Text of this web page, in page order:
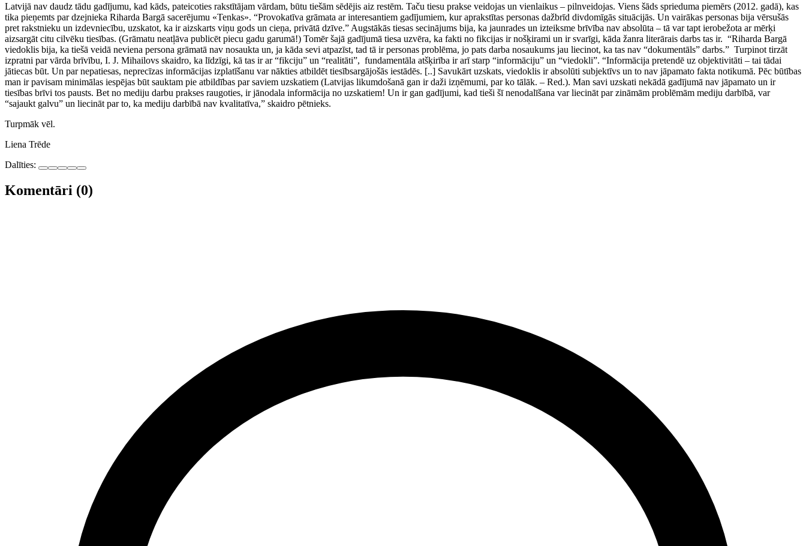
Latvijā nav daudz tādu gadījumu, kad kāds, pateicoties rakstītājam vārdam, būtu tiešām sēdējis aiz restēm. Taču tiesu prakse veidojas un vienlaikus – pilnveidojas. Viens šāds sprieduma piemērs (2012. gadā), kas
tika pieņemts par dzejnieka Riharda Bargā sacerējumu «Tenkas». “Provokatīva grāmata ar interesantiem gadījumiem, kur aprakstītas personas dažbrīd divdomīgās situācijās. Un vairākas personas bija vērsušās
pret rakstnieku un izdevniecību, uzskatot, ka ir aizskarts viņu gods un cieņa, privātā dzīve.” Augstākās tiesas secinājums bija, ka jaunrades un izteiksme brīvība nav absolūta – tā var tapt ierobežota ar mērķi
aizsargāt citu cilvēku tiesības. (Grāmatu neatļāva publicēt piecu gadu garumā!) Tomēr šajā gadījumā tiesa uzvēra, ka fakti no fikcijas ir nošķirami un ir svarīgi, kāda žanra literārais darbs tas ir. “Riharda Bargā
viedoklis bija, ka tiešā veidā neviena persona grāmatā nav nosaukta un, ja kāda sevi atpazīst, tad tā ir personas problēma, jo pats darba nosaukums jau liecinot, ka tas nav “dokumentāls” darbs.” Turpinot tirzāt
izpratni par vārda brīvību, I. J. Mihailovs skaidro, ka līdzīgi, kā tas ir ar “fikciju” un “realitāti”, fundamentāla atšķirība ir arī starp “informāciju” un “viedokli”. “Informācija pretendē uz objektivitāti – tai tādai
jātiecas būt. Un par nepatiesas, neprecīzas informācijas izplatīšanu var nākties atbildēt tiesībsargājošās iestādēs. [..] Savukārt uzskats, viedoklis ir absolūti subjektīvs un to nav jāpamato fakta notikumā. Pēc būtības
man ir pavisam minimālas iespējas būt sauktam pie atbildības par saviem uzskatiem (Latvijas likumdošanā gan ir daži izņēmumi, par ko tālāk. – Red.). Man savi uzskati nekādā gadījumā nav jāpamato un ir
tiesības brīvi tos pausts. Bet no mediju darbu prakses raugoties, ir jānodala informācija no uzskatiem! Un ir gan gadījumi, kad tieši šī nenodalīšana var liecināt par zināmām problēmām mediju darbībā, var
“sajaukt galvu” un liecināt par to, ka mediju darbībā nav kvalitatīva,” skaidro pētnieks.
Turpmāk vēl.
Liena Trēde
Dalīties:
Komentāri (0)